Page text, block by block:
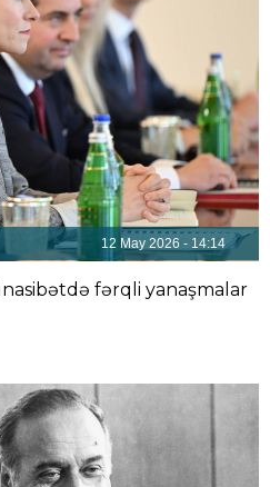
12 May 2026 - 14:14
fərqli yanaşmalar